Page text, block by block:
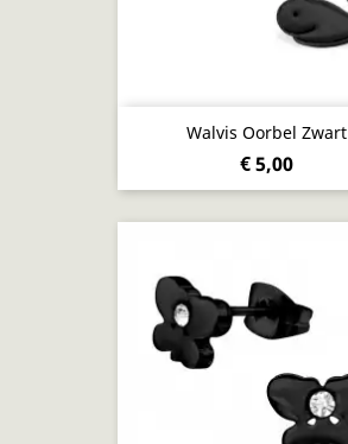
Walvis Oorbel Zwart
€ 5,00